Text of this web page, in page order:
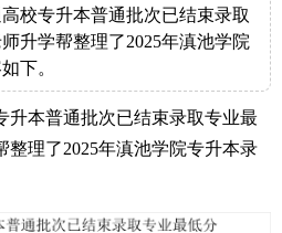
校专升本普通批次已结束录取
升学帮整理了2025年滇池学院
下。
升本普通批次已结束录取专业最
整理了2025年滇池学院专升本录